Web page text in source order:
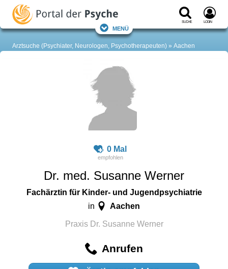
Suche Login
Menü
Arztsuche (Psychiater, Neurologen, Psychotherapeuten) Aachen
0 Mal
Dr. med. Susanne Werner
Fachärztin für Kinder- und Jugendpsychiatrie
in Aachen
Praxis Dr. Susanne Werner
Anrufen